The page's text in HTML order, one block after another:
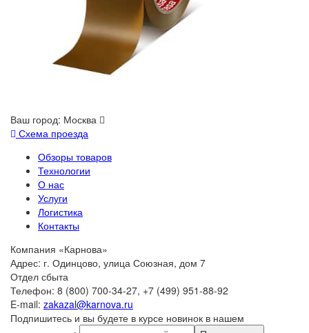
Ваш город: Москва
Схема проезда
Обзоры товаров
Технологии
О нас
Услуги
Логистика
Контакты
Компания «Карнова»
Адрес: г. Одинцово, улица Союзная, дом 7
Отдел сбыта
Телефон: 8 (800) 700-34-27, +7 (499) 951-88-92
E-mail: zakazal@karnova.ru
Подпишитесь и вы будете в курсе новинок в нашем